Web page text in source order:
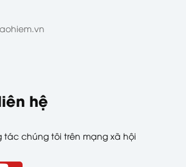
hệ
tác chúng tôi trên mạng xã hội